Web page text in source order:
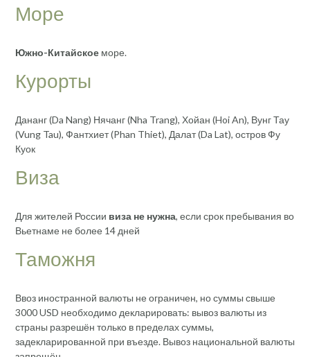
Море
Южно-Китайское море.
Курорты
Дананг (Da Nang) Нячанг (Nha Trang), Хойан (Hoi An), Вунг Тау
(Vung Tau), Фантхиет (Phan Thiet), Далат (Da Lat), остров Фу
Куок
Виза
Для жителей России виза не нужна, если срок пребывания во
Вьетнаме не более 14 дней
Таможня
Ввоз иностранной валюты не ограничен, но суммы свыше
3000 USD необходимо декларировать: вывоз валюты из
страны разрешён только в пределах суммы,
задекларированной при въезде. Вывоз национальной валюты